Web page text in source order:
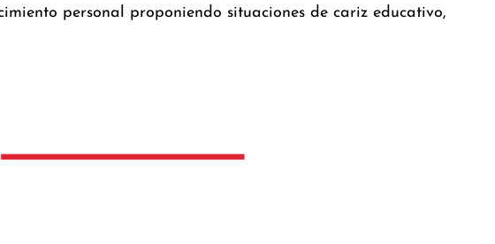
personal proponiendo situaciones de cariz educativo,